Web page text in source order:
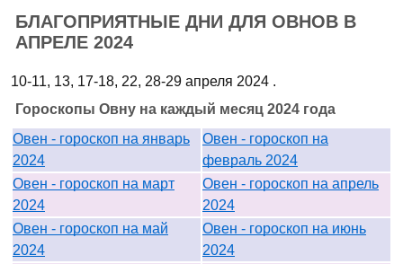
БЛАГОПРИЯТНЫЕ ДНИ ДЛЯ ОВНОВ В
АПРЕЛЕ 2024
10-11, 13, 17-18, 22, 28-29 апреля 2024 .
Гороскопы Овну на каждый месяц 2024 года
Овен - гороскоп на январь
2024
Овен - гороскоп на
февраль 2024
Овен - гороскоп на март
2024
Овен - гороскоп на апрель
2024
Овен - гороскоп на май
2024
Овен - гороскоп на июнь
2024